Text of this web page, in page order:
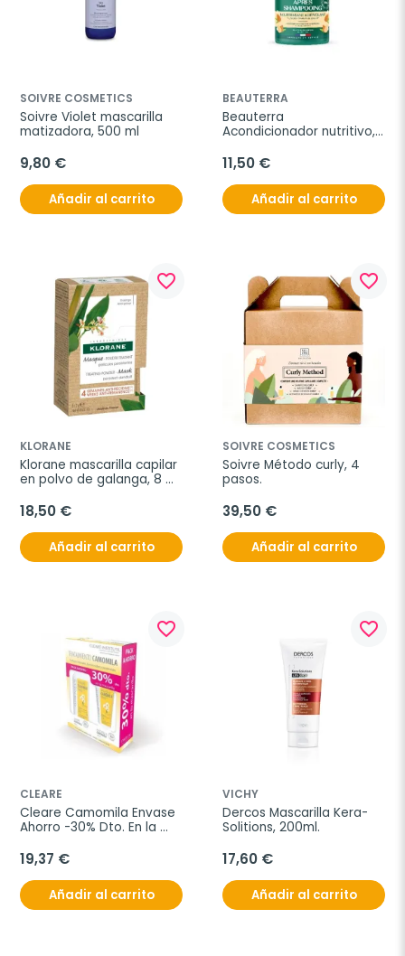
SOIVRE COSMETICS
Soivre Violet mascarilla
matizadora, 500 ml
9,80 €
Añadir al carrito
BEAUTERRA
Beauterra
Acondicionador nutritivo,
11,50 €
Añadir al carrito
favorite_border
KLORANE
Klorane mascarilla capilar
en polvo de galanga, 8
18,50 €
Añadir al carrito
favorite_border
SOIVRE COSMETICS
Soivre Método curly, 4
pasos.
39,50 €
Añadir al carrito
favorite_border
CLEARE
Cleare Camomila Envase
Ahorro -30% Dto. En la
19,37 €
Añadir al carrito
favorite_border
VICHY
Dercos Mascarilla Kera-
Solitions, 200ml.
17,60 €
Añadir al carrito